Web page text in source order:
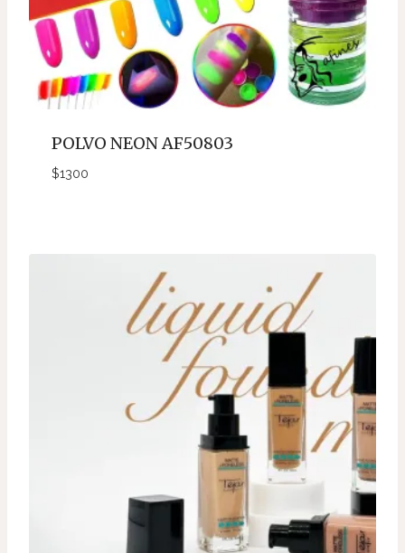
POLVO NEON AF50803
$1300